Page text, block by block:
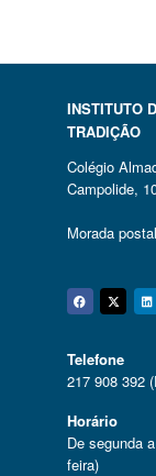
INSTITUTO
TRADIÇÃO
Colégio
Campolide,
Morada
Telefone
217 908 392
Horário
De segunda
feira)